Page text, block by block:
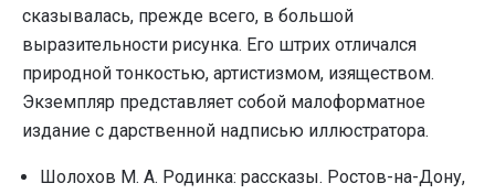
сказывалась, прежде всего, в большой
выразительности рисунка. Его штрих отличался
природной тонкостью, артистизмом, изяществом.
Экземпляр представляет собой малоформатное
издание с дарственной надписью иллюстратора.
Шолохов М. А. Родинка: рассказы. Ростов-на-Дону,